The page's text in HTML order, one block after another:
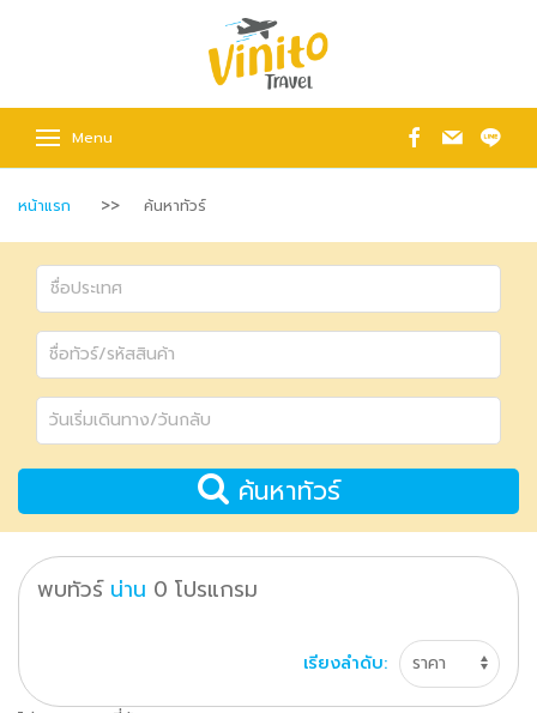
Menu
หน้าแรก ค้นหาทัวร์
ค้นหาทัวร์
พบทัวร์ น่าน 0 โปรแกรม
เรียงลำดับ: